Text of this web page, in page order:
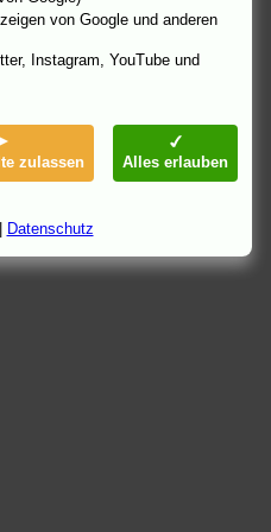
von Google und anderen
Instagram, YouTube und
zulassen Alles erlauben
Datenschutz